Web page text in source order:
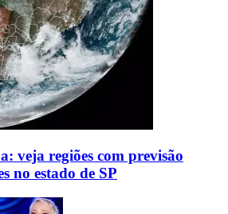
veja regiões com previsão
no estado de SP